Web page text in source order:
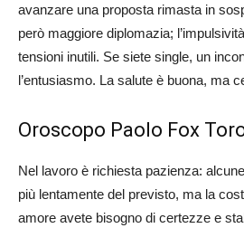
avanzare una proposta rimasta in
però maggiore diplomazia;
tensioni inutili. Se siete single, un
l’entusiasmo. La salute è buona, ma
Oroscopo Paolo Fox
Nel lavoro è richiesta pazienza:
più lentamente del previsto, ma la
amore avete bisogno di certezze e